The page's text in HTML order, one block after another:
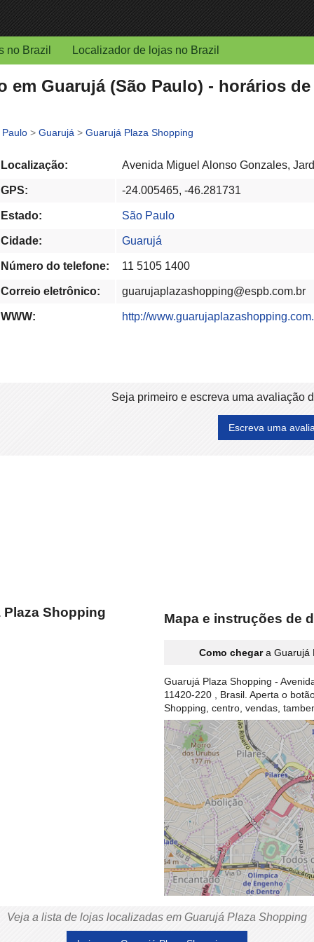
no Brazil Localizador de lojas no Brazil
em Guarujá (São Paulo) - horários
Paulo > Guarujá > Guarujá Plaza Shopping
Localização: Avenida Miguel Alonso Gonzales,
GPS: -24.005465, -46.281731
Estado: São Paulo
Cidade: Guarujá
Número do telefone: 11 5105 1400
Correio eletrônico: guarujaplazashopping@espb.com.br
WWW: http://
Seja primeiro e escreva uma avaliação
Escreva uma
Shopping Mapa e instruções de
Como chegara Guarujá
Guarujá Plaza Shopping -
11420-220 , Brasil. Aperta o
Shopping, centro, vendas,
Veja a lista de lojas localizadas em Guarujá Plaza Shopping